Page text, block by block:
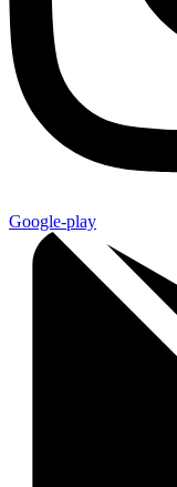
Google-play